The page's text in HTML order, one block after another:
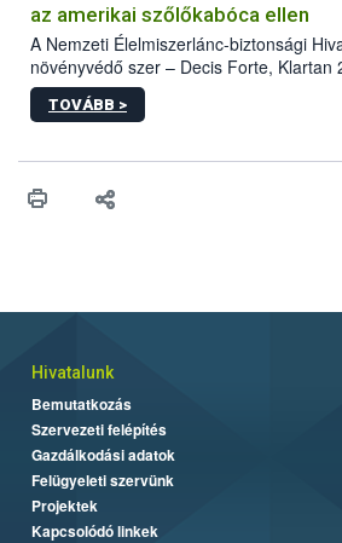
az amerikai szőlőkabóca ellen
A Nemzeti Élelmiszerlánc-biztonsági
növényvédő szer – Decis Forte, Klartan
engedélyokiratát módosította, így azok a
egészen a vesszőérettség (BBCH 91)
érésű szőlőkben is legyen lehetőség a
felhasználók számára is elérhető és
TOVÁBB >
Hivatalunk
Bemutatkozás
Szervezeti felépítés
Gazdálkodási adatok
Felügyeleti szervünk
Projektek
Kapcsolódó linkek